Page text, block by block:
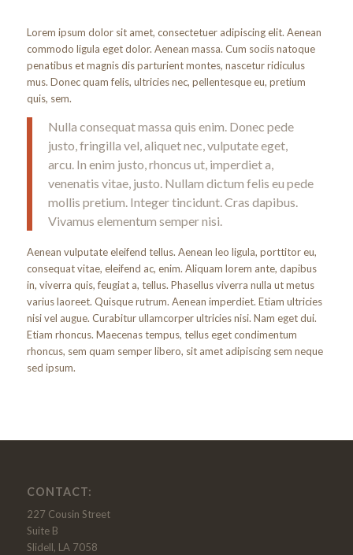
Lorem ipsum dolor sit amet, consectetuer adipiscing elit. Aenean
commodo ligula eget dolor. Aenean massa. Cum sociis natoque
penatibus et magnis dis parturient montes, nascetur ridiculus
mus. Donec quam felis, ultricies nec, pellentesque eu, pretium
quis, sem.
Nulla consequat massa quis enim. Donec pede
justo, fringilla vel, aliquet nec, vulputate eget,
arcu. In enim justo, rhoncus ut, imperdiet a,
venenatis vitae, justo. Nullam dictum felis eu pede
mollis pretium. Integer tincidunt. Cras dapibus.
Vivamus elementum semper nisi.
Aenean vulputate eleifend tellus. Aenean leo ligula, porttitor eu,
consequat vitae, eleifend ac, enim. Aliquam lorem ante, dapibus
in, viverra quis, feugiat a, tellus. Phasellus viverra nulla ut metus
varius laoreet. Quisque rutrum. Aenean imperdiet. Etiam ultricies
nisi vel augue. Curabitur ullamcorper ultricies nisi. Nam eget dui.
Etiam rhoncus. Maecenas tempus, tellus eget condimentum
rhoncus, sem quam semper libero, sit amet adipiscing sem neque
sed ipsum.
CONTACT:
227 Cousin Street
Suite B
Slidell, LA 7058